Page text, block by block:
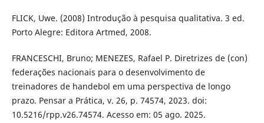
FLICK, Uwe. (2008) Introdução à pesquisa qualitativa. 3 ed.
Porto Alegre: Editora Artmed, 2008.
FRANCESCHI, Bruno; MENEZES, Rafael P. Diretrizes de (con)
federações nacionais para o desenvolvimento de
treinadores de handebol em uma perspectiva de longo
prazo. Pensar a Prática, v. 26, p. 74574, 2023. doi:
10.5216/rpp.v26.74574. Acesso em: 05 ago. 2025.